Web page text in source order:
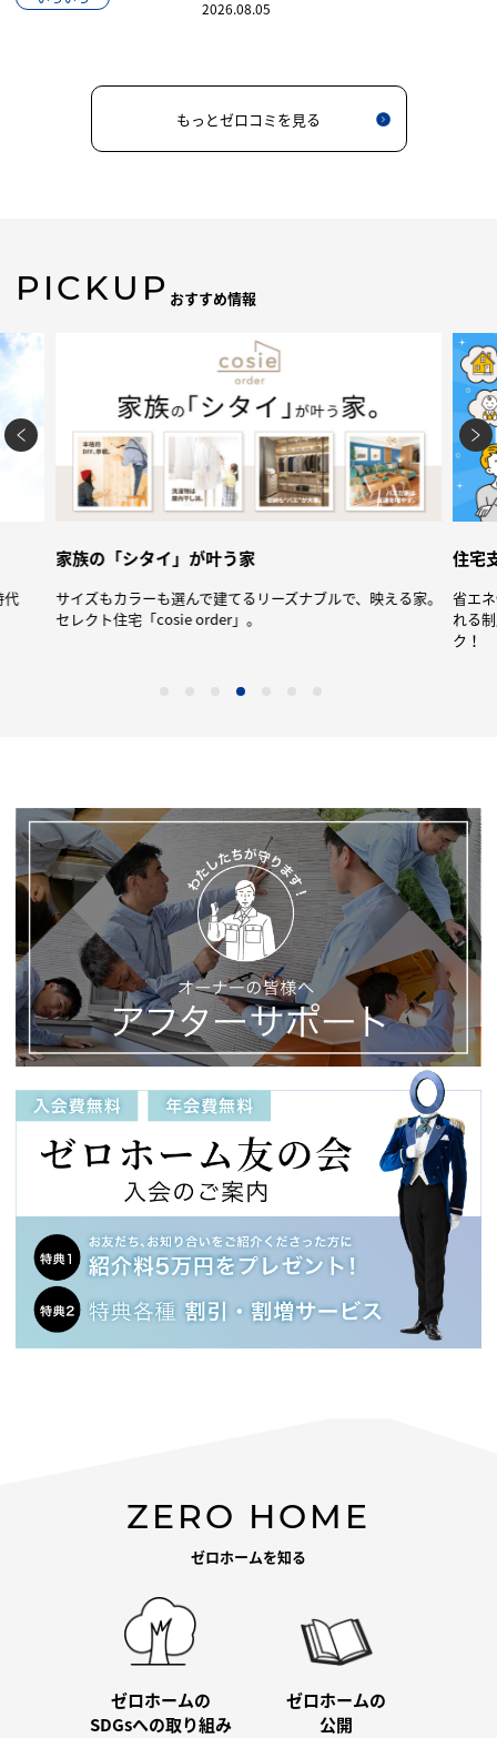
2026.08.05
もっとゼロコミを見る
PICKUP おすすめ情報
ーズナブルで、映える家。
住宅支援策で賢く家づくり
省エネ性能が高い住宅ほど、より大きなメリ
れる制度内容になっています。最新の住宅支
ZERO HOME
ゼロホームを知る
ゼロホームの
SDGsへの取り組み
ゼロホームの
公開